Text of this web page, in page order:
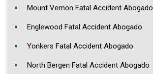
Mount Vernon Fatal Accident Abogado
Englewood Fatal Accident Abogado
Yonkers Fatal Accident Abogado
North Bergen Fatal Accident Abogado